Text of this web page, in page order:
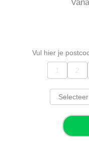
Vul hier je